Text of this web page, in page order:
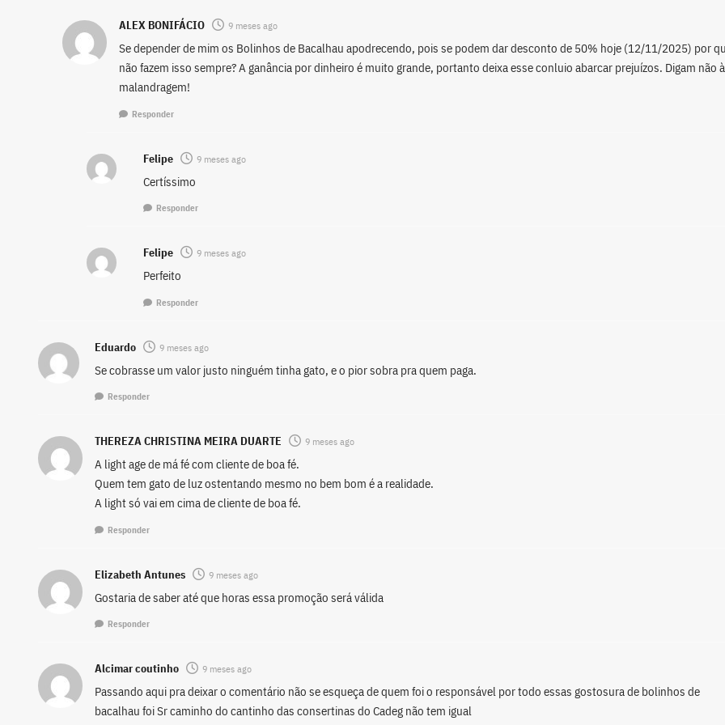
ALEX BONIFÁCIO 9 meses ago
Se depender de mim os Bolinhos de Bacalhau apodrecendo, pois se podem dar desconto de 50% hoje (12/11/2025) por
não fazem isso sempre? A ganância por dinheiro é muito grande, portanto deixa esse conluio abarcar prejuízos. Digam não à
malandragem!
Responder
Felipe 9 meses ago
Certíssimo
Responder
Felipe 9 meses ago
Perfeito
Responder
Eduardo 9 meses ago
Se cobrasse um valor justo ninguém tinha gato, e o pior sobra pra quem paga.
Responder
THEREZA CHRISTINA MEIRA DUARTE 9 meses ago
A light age de má fé com cliente de boa fé.
Quem tem gato de luz ostentando mesmo no bem bom é a realidade.
A light só vai em cima de cliente de boa fé.
Responder
Elizabeth Antunes 9 meses ago
Gostaria de saber até que horas essa promoção será válida
Responder
Alcimar coutinho 9 meses ago
Passando aqui pra deixar o comentário não se esqueça de quem foi o responsável por todo essas gostosura de bolinhos de
bacalhau foi Sr caminho do cantinho das consertinas do Cadeg não tem igual